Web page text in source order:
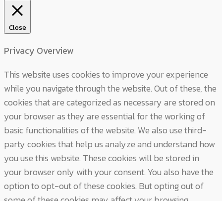
Close
Privacy Overview
This website uses cookies to improve your experience
while you navigate through the website. Out of these, the
cookies that are categorized as necessary are stored on
your browser as they are essential for the working of
basic functionalities of the website. We also use third-
party cookies that help us analyze and understand how
you use this website. These cookies will be stored in
your browser only with your consent. You also have the
option to opt-out of these cookies. But opting out of